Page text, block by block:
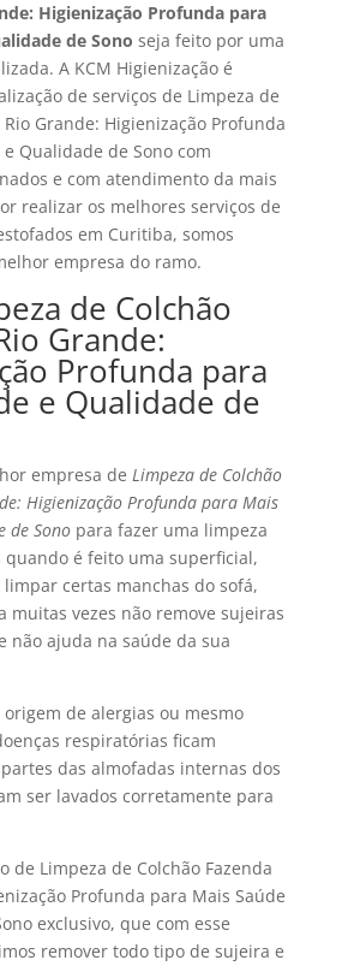
Higienização Profunda para
de Sono seja feito por uma
A KCM Higienização é
de serviços de Limpeza de
Rio Grande: Higienização Profunda
Qualidade de Sono com
e com atendimento da mais
realizar os melhores serviços de
em Curitiba, somos
empresa do ramo.
de Colchão
Grande:
Profunda para
e Qualidade de
empresa de Limpeza de Colchão
Higienização Profunda para Mais
de Sonopara fazer uma limpeza
quando é feito uma superficial,
certas manchas do sofá,
muitas vezes não remove sujeiras
não ajuda na saúde da sua
de alergias ou mesmo
respiratórias ficam
das almofadas internas dos
ser lavados corretamente para
de Limpeza de Colchão Fazenda
Profunda para Mais Saúde
exclusivo, que com esse
remover todo tipo de sujeira e